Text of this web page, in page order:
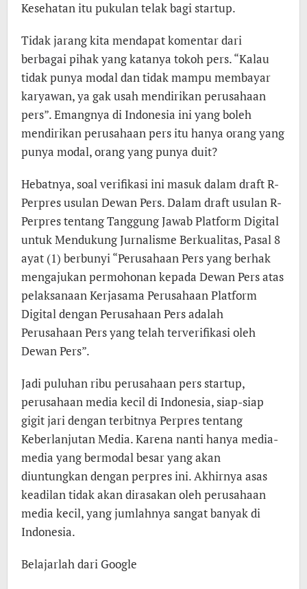
Kesehatan itu pukulan telak bagi startup.
Tidak jarang kita mendapat komentar dari
berbagai pihak yang katanya tokoh pers. “Kalau
tidak punya modal dan tidak mampu membayar
karyawan, ya gak usah mendirikan perusahaan
pers”. Emangnya di Indonesia ini yang boleh
mendirikan perusahaan pers itu hanya orang yang
punya modal, orang yang punya duit?
Hebatnya, soal verifikasi ini masuk dalam draft R-
Perpres usulan Dewan Pers. Dalam draft usulan R-
Perpres tentang Tanggung Jawab Platform Digital
untuk Mendukung Jurnalisme Berkualitas, Pasal 8
ayat (1) berbunyi “Perusahaan Pers yang berhak
mengajukan permohonan kepada Dewan Pers atas
pelaksanaan Kerjasama Perusahaan Platform
Digital dengan Perusahaan Pers adalah
Perusahaan Pers yang telah terverifikasi oleh
Dewan Pers”.
Jadi puluhan ribu perusahaan pers startup,
perusahaan media kecil di Indonesia, siap-siap
gigit jari dengan terbitnya Perpres tentang
Keberlanjutan Media. Karena nanti hanya media-
media yang bermodal besar yang akan
diuntungkan dengan perpres ini. Akhirnya asas
keadilan tidak akan dirasakan oleh perusahaan
media kecil, yang jumlahnya sangat banyak di
Indonesia.
Belajarlah dari Google